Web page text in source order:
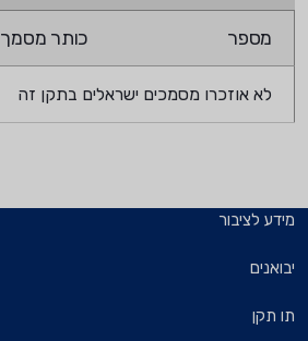
מספר כותר מסמך
לא אוזכרו מסמכים ישראלים בתקן זה
מידע לציבור
יבואנים
תו תקן